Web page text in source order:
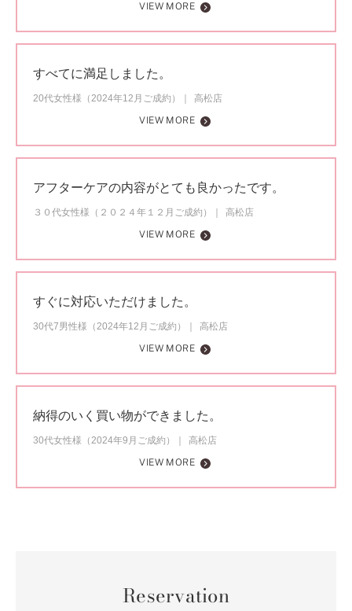
VIEW MORE
すべてに満足しました。
20代女性様（2024年12月ご成約）
高松店
VIEW MORE
アフターケアの内容がとても良かったです。
３０代女性様（２０２４年１２月ご成約）
高松店
VIEW MORE
すぐに対応いただけました。
30代7男性様（2024年12月ご成約）
高松店
VIEW MORE
納得のいく買い物ができました。
30代女性様（2024年9月ご成約）
高松店
VIEW MORE
Reservation